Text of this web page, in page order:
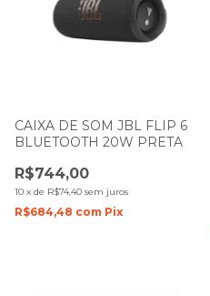
CAIXA DE SOM JBL FLIP 6
BLUETOOTH 20W PRETA
R$744,00
10 x de R$74,40 sem juros
R$684,48 com Pix